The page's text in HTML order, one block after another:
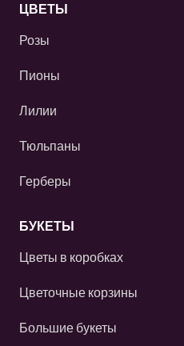
ЦВЕТЫ
Розы
Пионы
Лилии
Тюльпаны
Герберы
БУКЕТЫ
Цветы в коробках
Цветочные корзины
Большие букеты